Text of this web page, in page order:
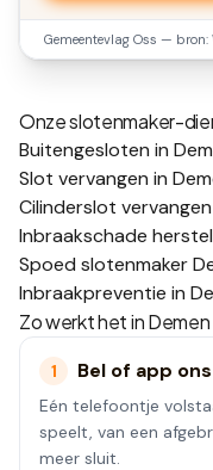
Gemeentevlag Oss — bron:
Onze slotenmaker-
Buitengesloten in
Slot vervangen in
Cilinderslot
Inbraakschade
Spoed slotenmaker
Inbraakpreventie in
Zo werkt het inDemen
1 Bel of app ons
Eén telefoontje
speelt, van een
meer sluit.